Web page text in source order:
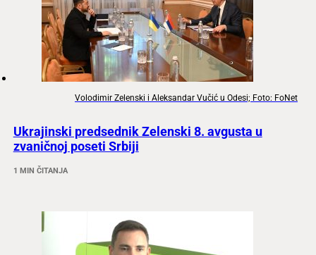
Volodimir Zelenski i Aleksandar Vučić u Odesi; Foto: FoNet
Ukrajinski predsednik Zelenski 8. avgusta u
zvaničnoj poseti Srbiji
1 MIN ČITANJA